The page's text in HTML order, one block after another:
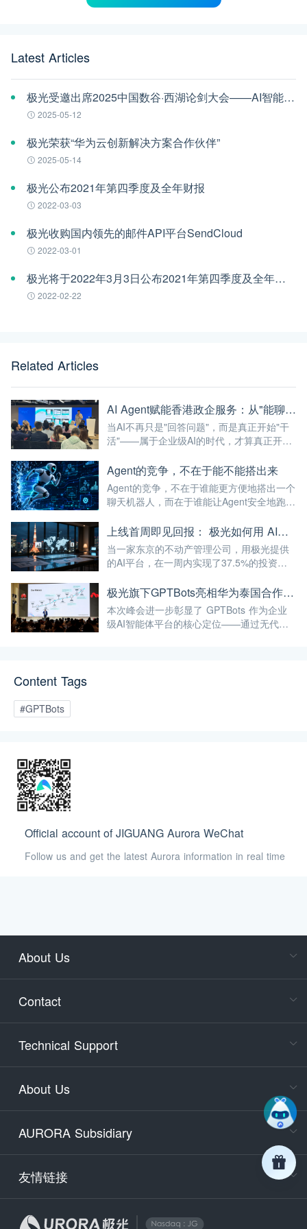
Latest Articles
极光受邀出席2025中国数谷·西湖论剑大会——AI智能体应用与安全治理论坛
2025-05-12
极光荣获“华为云创新解决方案合作伙伴”
2025-05-14
极光公布2021年第四季度及全年财报
2022-03-03
极光收购国内领先的邮件API平台SendCloud
2022-03-01
极光将于2022年3月3日公布2021年第四季度及全年财报
2022-02-22
Related Articles
AI Agent赋能香港政企服务：从"能聊天"到"能干活"的最后一公里
当AI不再只是"回答问题"，而是真正开始"干
活"——属于企业级AI的时代，才算真正开
Agent的竞争，不在于能不能搭出来
Agent的竞争，不在于谁能更方便地搭出一个
聊天机器人，而在于谁能让Agent安全地跑进
上线首周即见回报： 极光如何用 AI，帮助日本公司破解全球化服务时差
当一家东京的不动产管理公司，用极光提供
的AI平台，在一周内实现了37.5%的投资回
正的"能力出海"。
极光旗下GPTBots亮相华为泰国合作伙伴峰会，带来让流量真正转化为业绩的AI解决方案
本次峰会进一步彰显了 GPTBots 作为企业
级AI智能体平台的核心定位——通过无代码
Content Tags
#GPTBots
Official account of JIGUANG Aurora WeChat
Follow us and get the latest Aurora information in real time
About Us
Contact
Technical Support
About Us
AURORA Subsidiary
友情链接
days)
9:30-
Email